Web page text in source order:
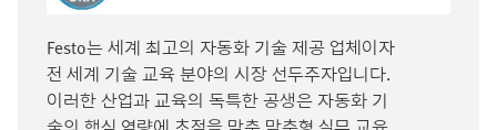
Festo는 세계 최고의 자동화 기술 제공 업체이자
전 세계 기술 교육 분야의 시장 선두주자입니다.
이러한 산업과 교육의 독특한 공생은 자동화 기